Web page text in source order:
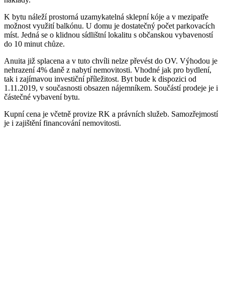
K bytu náleží prostorná uzamykatelná sklepní kóje a v mezipatře
možnost využití balkónu. U domu je dostatečný počet parkovacích
míst. Jedná se o klidnou sídlištní lokalitu s občanskou vybaveností
do 10 minut chůze.
Anuita již splacena a v tuto chvíli nelze převést do OV. Výhodou je
nehrazení 4% daně z nabytí nemovitosti. Vhodné jak pro bydlení,
tak i zajímavou investiční příležitost. Byt bude k dispozici od
1.11.2019, v současnosti obsazen nájemníkem. Součástí prodeje je i
částečné vybavení bytu.
Kupní cena je včetně provize RK a právních služeb. Samozřejmostí
je i zajištění financování nemovitosti.